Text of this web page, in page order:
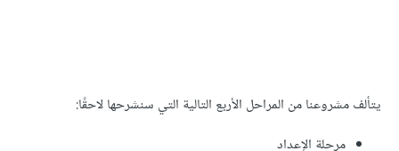
من المراحل الأربع التالية التي سنشرحها لاحقًا:
مرحلة الإعداد